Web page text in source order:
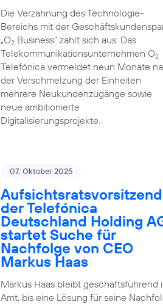
Die Verzahnung des Technologie-
Bereichs mit der
„O2Business” zahlt sich aus: Das
Telekommunikationsunternehmen O2
Telefónica vermeldet neun Monate
der Verschmelzung der Einheiten
mehrere Neukundenzugänge sowie
neue ambitionierte
Digitalisierungsprojekte.
07. Oktober 2025
der Telefónica
Deutschland Holding
startet Suche für
Nachfolge von CEO
Markus Haas
Markus Haas bleibt geschäftsführend
Amt, bis eine Lösung für seine